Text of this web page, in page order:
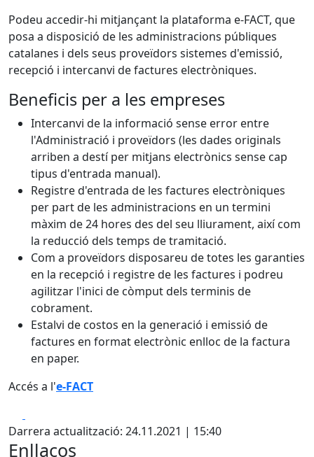
Podeu accedir-hi mitjançant la plataforma e-FACT, que
posa a disposició de les administracions públiques
catalanes i dels seus proveïdors sistemes d'emissió,
recepció i intercanvi de factures electròniques.
Beneficis per a les empreses
Intercanvi de la informació sense error entre
l'Administració i proveïdors (les dades originals
arriben a destí per mitjans electrònics sense cap
tipus d'entrada manual).
Registre d'entrada de les factures electròniques
per part de les administracions en un termini
màxim de 24 hores des del seu lliurament, així com
la reducció dels temps de tramitació.
Com a proveïdors disposareu de totes les garanties
en la recepció i registre de les factures i podreu
agilitzar l'inici de còmput dels terminis de
cobrament.
Estalvi de costos en la generació i emissió de
factures en format electrònic enlloc de la factura
en paper.
Accés a l'e-FACT
Darrera actualització: 24.11.2021 | 15:40
Enllaços